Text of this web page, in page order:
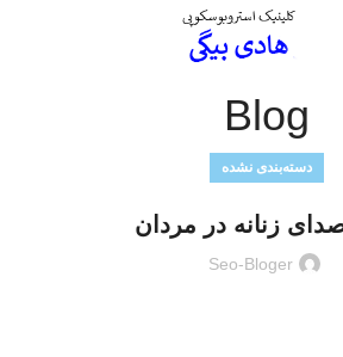
Blog
دسته‌بندی نشده
زنانه در مردان
Seo-Bloger